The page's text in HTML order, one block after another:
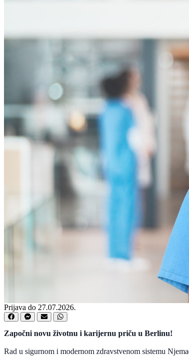
Prijava do 27.07.2026.
Započni novu životnu i karijernu priču u Berlinu!
Rad u sigurnom i modernom zdravstvenom sistemu